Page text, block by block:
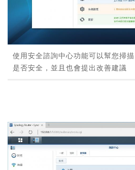
使用安全諮詢中心功能可以幫您掃
是否安全，並且也會提出改善建議